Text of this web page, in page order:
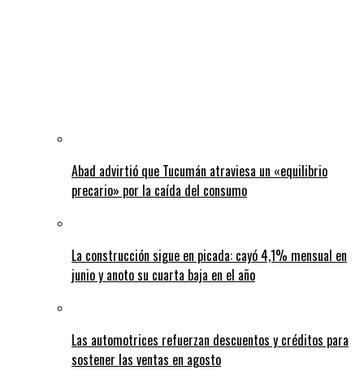
Abad advirtió que Tucumán atraviesa un «equilibrio
precario» por la caída del consumo
La construcción sigue en picada: cayó 4,1% mensual en
junio y anoto su cuarta baja en el año
Las automotrices refuerzan descuentos y créditos para
sostener las ventas en agosto